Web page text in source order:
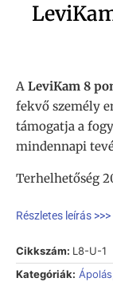
A LeviKam 8
fekvő személy
támogatja a
mindennapi
Terhelhetőség
Részletes leírás >>>
Cikkszám: L8-U-1
Kategóriák: